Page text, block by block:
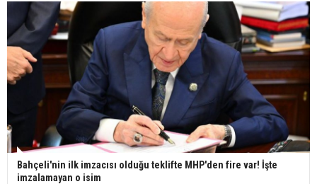
Bahçeli'nin ilk imzacısı olduğu teklifte MHP'den fire var! İşte
imzalamayan o isim